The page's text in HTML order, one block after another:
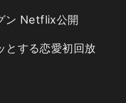
ン Netflix公開
する恋愛初回放